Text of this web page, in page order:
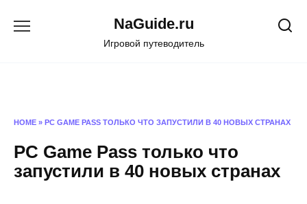
NaGuide.ru
Игровой путеводитель
HOME » PC GAME PASS ТОЛЬКО ЧТО ЗАПУСТИЛИ В 40 НОВЫХ СТРАНАХ
PC Game Pass только что
запустили в 40 новых странах